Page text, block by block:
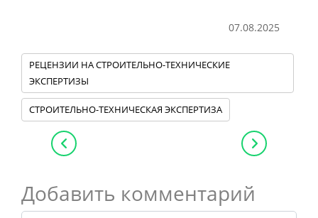
07.08.2025
РЕЦЕНЗИИ НА СТРОИТЕЛЬНО-ТЕХНИЧЕСКИЕ
ЭКСПЕРТИЗЫ
СТРОИТЕЛЬНО-ТЕХНИЧЕСКАЯ ЭКСПЕРТИЗА
Добавить комментарий